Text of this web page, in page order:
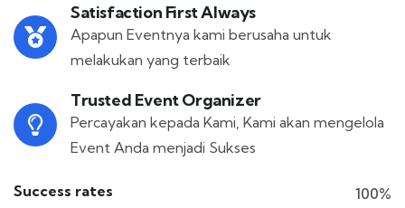
Satisfaction First Always
Apapun Eventnya kami berusaha untuk
melakukan yang terbaik
Trusted Event Organizer
Percayakan kepada Kami, Kami akan mengelola
Event Anda menjadi Sukses
Success rates 100%